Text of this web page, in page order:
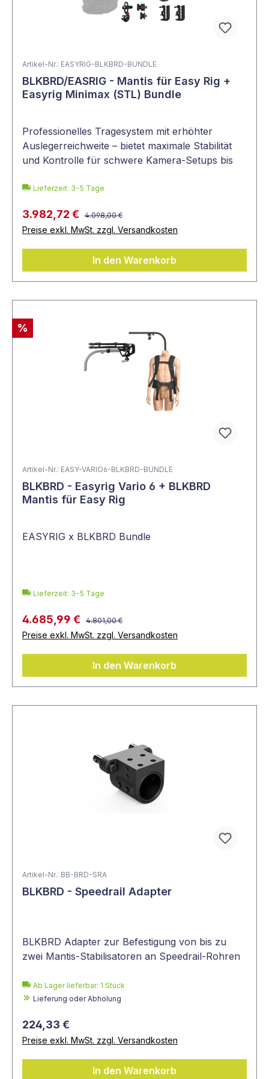
Artikel-Nr.: EASYRIG-BLKBRD-BUNDLE
BLKBRD/EASRIG - Mantis für Easy Rig +
Easyrig Minimax (STL) Bundle
Professionelles Tragesystem mit erhöhter
Auslegerreichweite – bietet maximale Stabilität
und Kontrolle für schwere Kamera-Setups bis
Elastikbändern und
Lieferzeit: 3-5 Tage
3.982,72 € 4.098,00 €
Preise exkl. MwSt. zzgl. Versandkosten
In den Warenkorb
%
Artikel-Nr.: EASY-VARIO6-BLKBRD-BUNDLE
BLKBRD - Easyrig Vario 6 + BLKBRD
Mantis für Easy Rig
EASYRIG x BLKBRD Bundle
Lieferzeit: 3-5 Tage
4.685,99 € 4.801,00 €
Preise exkl. MwSt. zzgl. Versandkosten
In den Warenkorb
Artikel-Nr.: BB-BRD-SRA
BLKBRD - Speedrail Adapter
BLKBRD Adapter zur Befestigung von bis zu
zwei Mantis-Stabilisatoren an Speedrail-Rohren
Ab Lager lieferbar: 1 Stück
Lieferung oder Abholung
224,33 €
Preise exkl. MwSt. zzgl. Versandkosten
In den Warenkorb